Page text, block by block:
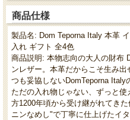
商品仕様
製品名: Dom Teporna Italy 本革
入れ ギフト 全4色
商品説明: 本物志向の大人の財布
ンレザー。本革だからこそ生み
つも妥協しないDomTeporna Italy
ただの入れ物じゃない、ずっと
方1200年頃から受け継がれてき
ニンなめし"で丁寧に仕上げたイ